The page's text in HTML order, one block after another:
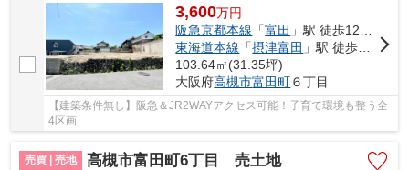
3,600万円
阪急京都本線 「富田 」駅 徒歩12分車3分 1.1km
東海道本線 「摂津富田 」駅 徒歩14分
103.64㎡(31.35坪)
大阪府高槻市富田町６丁目
【建築条件無し】阪急＆JR2WAYアクセス可能！子育て環境も整う全
4区画
売買 | 売地 高槻市富田町6丁目 売土地